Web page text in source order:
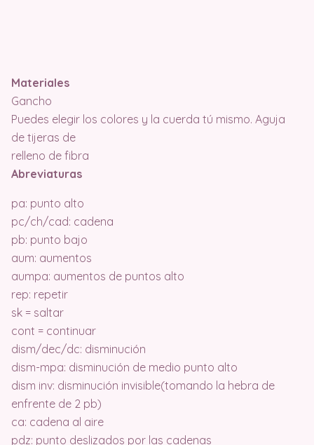
Materiales
Gancho
Puedes elegir los colores y la cuerda tú mismo. Aguja
de tijeras de
relleno de fibra
Abreviaturas
pa: punto alto
pc/ch/cad: cadena
pb: punto bajo
aum: aumentos
aumpa: aumentos de puntos alto
rep: repetir
sk = saltar
cont = continuar
dism/dec/dc: disminución
dism-mpa: disminución de medio punto alto
dism inv: disminución invisible(tomando la hebra de
enfrente de 2 pb)
ca: cadena al aire
pdz: punto deslizados por las cadenas